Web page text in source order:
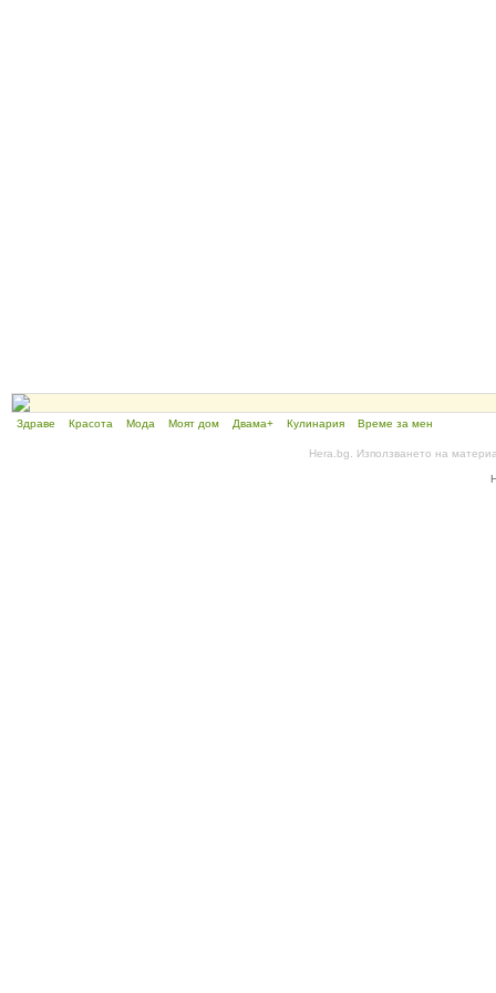
Здраве Красота Мода Моят дом Двама+ Кулинария Време за мен
Hera.bg. Използването на